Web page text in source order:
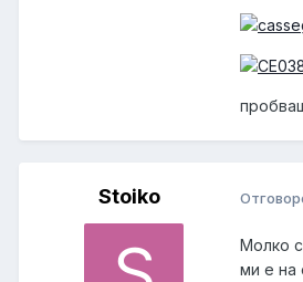
Stoiko
Молко
ми е на